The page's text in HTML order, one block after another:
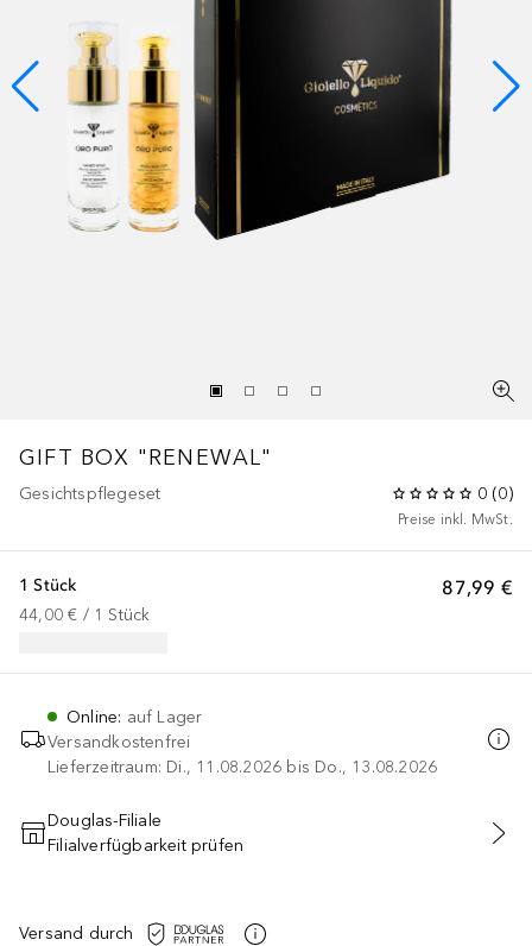
GIFT BOX "RENEWAL"
Gesichtspflegeset 0 (0)
Preise inkl. MwSt.
87,99 €
1 Stück
44,00 € / 1 Stück
Online: auf Lager
Versandkostenfrei
Lieferzeitraum: Di., 11.08.2026 bis Do., 13.08.2026
IN DEN WARENKORB
Douglas-Filiale
Filialverfügbarkeit prüfen
Versand durch